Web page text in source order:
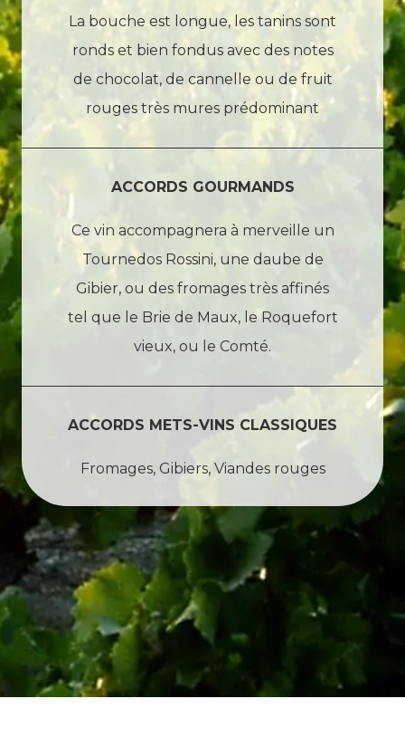
La bouche est longue, les tanins sont
ronds et bien fondus avec des notes
de chocolat, de cannelle ou de fruit
rouges très mures prédominant
ACCORDS GOURMANDS
Ce vin accompagnera à merveille un
Tournedos Rossini, une daube de
Gibier, ou des fromages très affinés
tel que le Brie de Maux, le Roquefort
vieux, ou le Comté.
ACCORDS METS-VINS CLASSIQUES
Fromages, Gibiers, Viandes rouges